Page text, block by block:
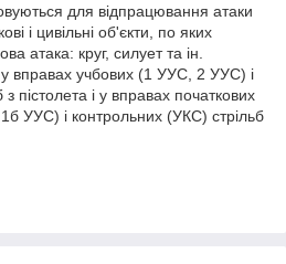
для відпрацювання атаки
і цивільні об'єкти, по яких
атака: круг, силует та ін.
вправах учбових (1 УУС, 2 УУС) і
пістолета і у вправах початкових
УУС) і контрольних (УКС) стрільб